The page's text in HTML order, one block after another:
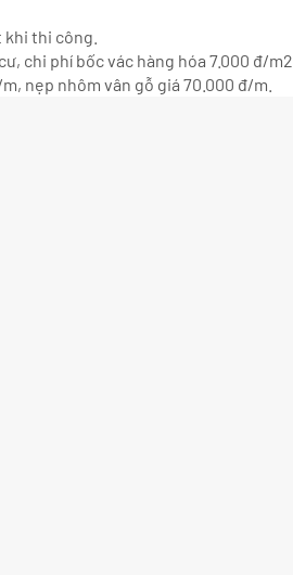
thi công.
chi phí bốc vác hàng hóa 7.000 đ/m2
nẹp nhôm vân gỗ giá 70.000 đ/m.